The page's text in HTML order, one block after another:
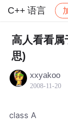
C++ 语言
社区 C++ 语
高人看看
思)
xxyakoo
2008-11-20
class A